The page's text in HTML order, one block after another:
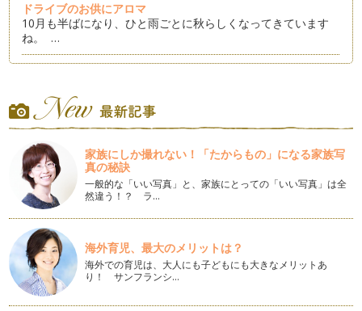
ドライブのお供にアロマ
10月も半ばになり、ひと雨ごとに秋らしくなってきています
ね。 …
なさん楽しい夏を過ごされましたでし…
アロマでエコ＆クールビズ
平年より15日、昨年と比べると19日も早く梅雨明けした関東
地方、 早くも夏到来。 猛暑が続…
季節の行事をアロマで楽しむ
我が家では、6月半ばを過ぎると、毎年ウキウキ用意するも
の。 …
メディカルハーブティーで作るゼリー
だんだん陽射しも初夏を思わせる日が増えてきましたね。 5
月は…
家族にしか撮れない！「たからもの」になる家族写
真の秘訣
一般的な「いい写真」と、家族にとっての「いい写真」は全
然違う！？ ラ…
海外育児、最大のメリットは？
海外での育児は、大人にも子どもにも大きなメリットあ
り！ サンフランシ…